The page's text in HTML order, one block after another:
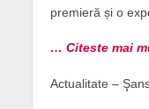
premieră și o
… Citeste mai
Actualitate –